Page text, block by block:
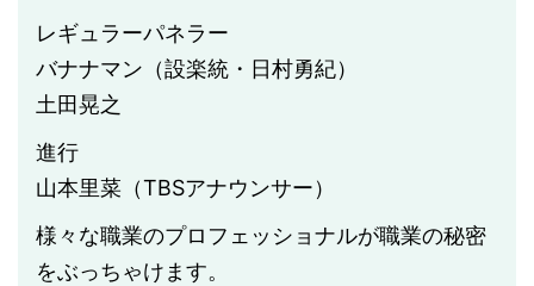
レギュラーパネラー
バナナマン（設楽統・日村勇紀）
土田晃之
進行
山本里菜（TBSアナウンサー）
様々な職業のプロフェッショナルが職業の秘密
をぶっちゃけます。